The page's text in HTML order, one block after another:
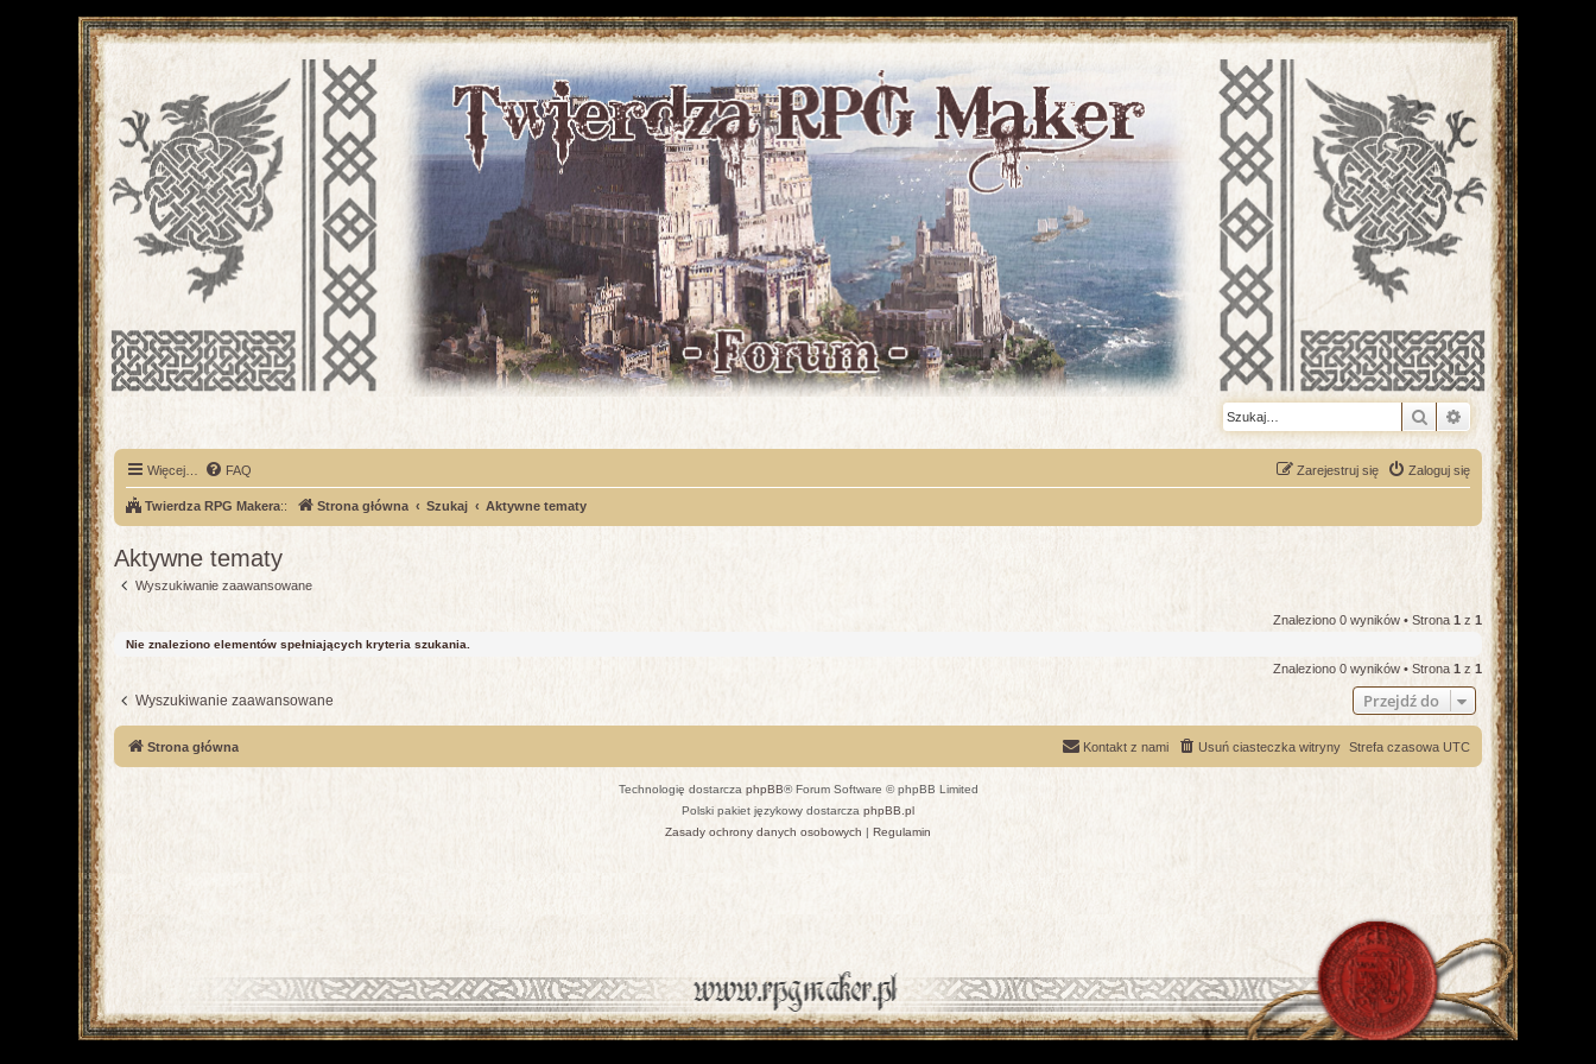
Szukaj Wyszukiwanie
Więcej… FAQ Zaloguj się
Zarejestruj się
Twierdza RPG Makera:: Strona główna Szukaj Aktywne tematy
Aktywne tematy
Wyszukiwanie zaawansowane
Znaleziono 0 wyników • Strona 1 z 1
Nie znaleziono elementów spełniających kryteria szukania.
Znaleziono 0 wyników • Strona 1 z 1
Wyszukiwanie zaawansowane Przejdź do
Strona główna Strefa czasowa UTC
Usuń ciasteczka witryny
Kontakt z nami
Technologię dostarcza phpBB® Forum Software © phpBB Limited
Polski pakiet językowy dostarcza phpBB.pl
Zasady ochrony danych osobowych | Regulamin